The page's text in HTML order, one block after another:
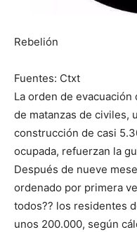
Rebelión
Fuentes: Ctxt
La orden de
de matanzas de civiles,
construcción de casi
ocupada, refuerzan la
Después de nueve
ordenado por primera
todos?? los residentes
unos 200.000, según